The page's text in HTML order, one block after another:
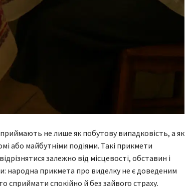
не лише як побутову випадковість, а як
або майбутніми подіями. Такі прикмети
залежно від місцевості, обставин і
народна прикмета про виделку не є доведеним
сприймати спокійно й без зайвого страху.